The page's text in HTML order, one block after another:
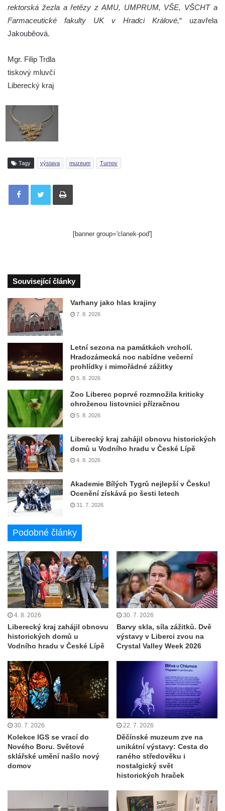
rektorská žezla a řetězy z AMU, UMPRUM, VŠE, VŠCHT a
Farmaceutické fakulty UK v Hradci Králové,“ uzavřela
Jakouběová.
Mgr. Filip Trdla
tiskový mluvčí
Liberecký kraj
Tagy výstava muzeum Turnov
Tisknout
[banner group='clanek-pod']
Související články
Varhany jako hlas krajiny
7. 8. 2026
Letní sezona na památkách vrcholí.
Hradozámecká noc nabídne večerní
prohlídky i mimořádné zážitky
5. 8. 2026
Zoo Liberec poprvé rozmnožila kriticky
ohroženou listovnici přízračnou
5. 8. 2026
Liberecký kraj zahájil obnovu historických
domů u Vodního hradu v České Lípě
4. 8. 2026
Akademie Bílých Tygrů nejlepší v Česku!
Ocenění získává po šesti letech
31. 7. 2026
Podobné články
4. 8. 2026
Liberecký kraj zahájil obnovu
historických domů u
Vodního hradu v České Lípě
30. 7. 2026
Barvy skla, síla zážitků. Dvě
výstavy v Liberci zvou na
Crystal Valley Week 2026
30. 7. 2026
Kolekce IGS se vrací do
Nového Boru. Světové
sklářské umění našlo nový
domov
22. 7. 2026
Děčínské muzeum zve na
unikátní výstavy: Cesta do
raného středověku i
nostalgický svět
historických hraček